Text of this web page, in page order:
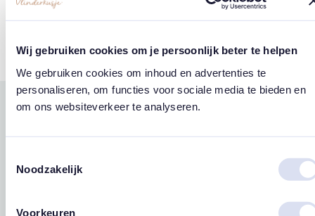
Wij gebruiken cookies om je persoonlijk beter te helpen
We gebruiken cookies om inhoud en advertenties te
personaliseren, om functies voor sociale media te bieden en
om ons websiteverkeer te analyseren.
Noodzakelijk
Voorkeuren
producten